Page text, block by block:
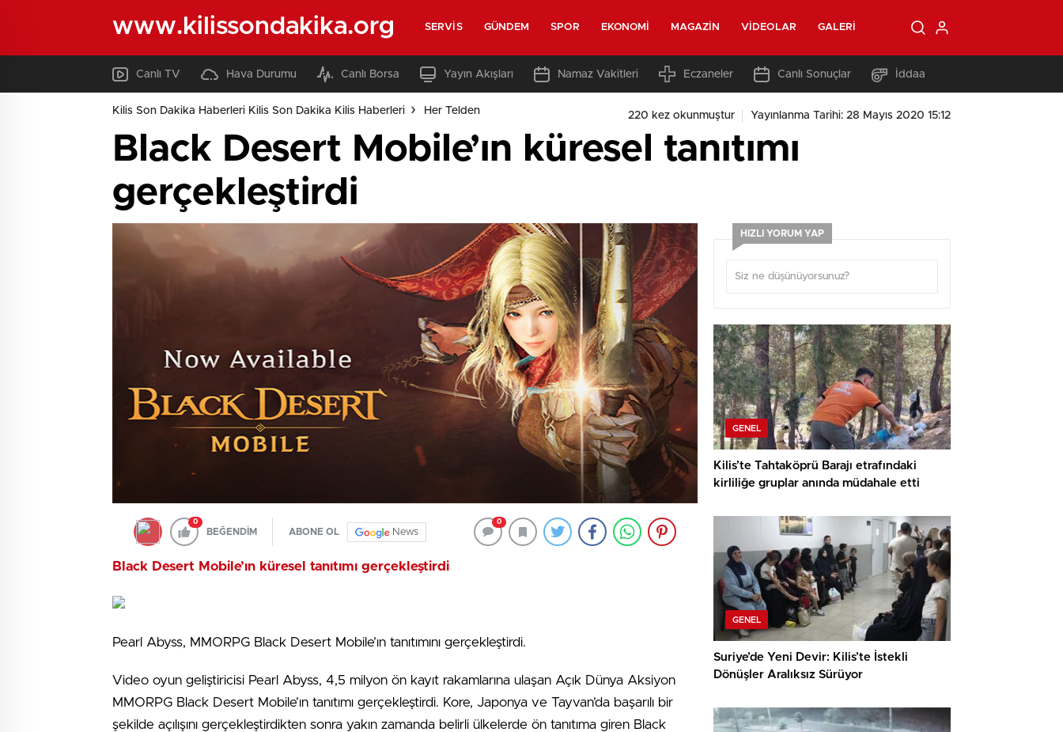
www.kilissondakika.org SERVIS GÜNDEM SPOR EKONOMI MAGAZIN VIDEOLAR GALERI
Canlı TV Hava Durumu Canlı Borsa Yayın Akışları Namaz Vakitleri Eczaneler Canlı Sonuçlar İddaa
Kilis Son Dakika Haberleri Kilis Son Dakika Kilis Haberleri Her Telden 220 kez okunmuştur Yayınlanma Tarihi: 28 Mayıs 2020 15:12
Black Desert Mobile’ın küresel tanıtımı
gerçekleştirdi
0
BEĞENDİM ABONE OL News
0
Black Desert Mobile’ın küresel tanıtımı gerçekleştirdi
Pearl Abyss, MMORPG Black Desert Mobile’ın tanıtımını gerçekleştirdi.
Video oyun geliştiricisi Pearl Abyss, 4,5 milyon ön kayıt rakamlarına ulaşan Açık Dünya Aksiyon
MMORPG Black Desert Mobile’ın tanıtımı gerçekleştirdi. Kore, Japonya ve Tayvan’da başarılı bir
şekilde açılışını gerçekleştirdikten sonra yakın zamanda belirli ülkelerde ön tanıtıma giren Black
HIZLI YORUM YAP
GENEL
Kilis’te Tahtaköprü Barajı etrafındaki
kirliliğe gruplar anında müdahale etti
GENEL
Suriye’de Yeni Devir: Kilis’te İstekli
Dönüşler Aralıksız Sürüyor